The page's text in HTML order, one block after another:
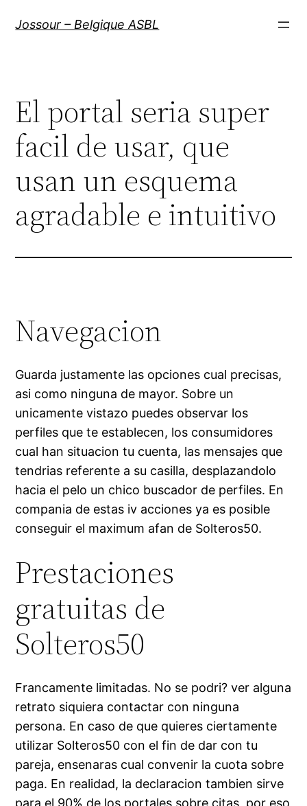
Jossour – Belgique ASBL
El portal seri­a super
facil de usar, que
usan un esquema
agradable e intuitivo
Navegacion
Guarda justamente las opciones cual precisas,
asi­ como ninguna de mayor. Sobre un
unicamente vistazo puedes observar los
perfiles que te establecen, los consumidores
cual han situacion tu cuenta, las mensajes que
tendri­as referente a su casilla, desplazandolo
hacia el pelo un chico buscador de perfiles. En
compania de estas iv acciones ya es posible
conseguir el maximum afan de Solteros50.
Prestaciones
gratuitas de
Solteros50
Francamente limitadas. No se podri? ver alguna
retrato siquiera contactar con ninguna
persona. En caso de que quieres ciertamente
utilizar Solteros50 con el fin de dar con tu
pareja, ensenaras cual convenir la cuota sobre
paga. En realidad, la declaracion tambien sirve
para el 90% de los portales sobre citas, por eso